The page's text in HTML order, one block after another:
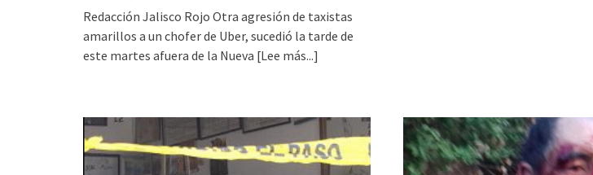
Redacción Jalisco Rojo Otra agresión de taxistas
amarillos a un chofer de Uber, sucedió la tarde de
este martes afuera de la Nueva [Lee más...]